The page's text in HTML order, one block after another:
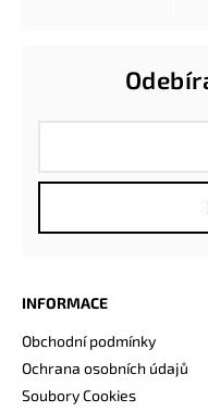
INFORMACE
Obchodní podmínky
Ochrana osobních údajů
Soubory Cookies